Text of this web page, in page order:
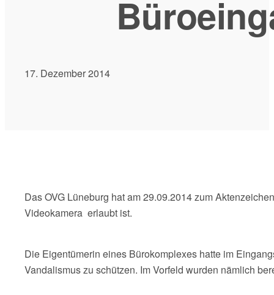
17. Dezember 2014
Das OVG Lüneburg hat am 29.09.2014 zum
Videokamera erlaubt ist.
Die Eigentümerin eines Bürokomplexes hatte im
Vandalismus zu schützen. Im Vorfeld wurden nämlich